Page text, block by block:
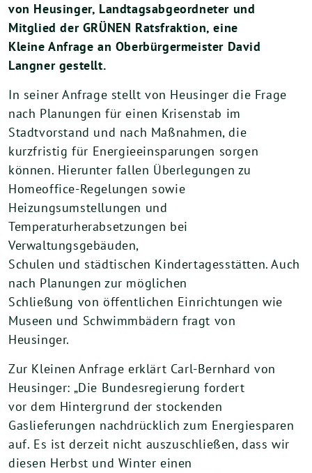
von Heusinger, Landtagsabgeordneter und
Mitglied der GRÜNEN Ratsfraktion, eine
Kleine Anfrage an Oberbürgermeister David
Langner gestellt.
In seiner Anfrage stellt von Heusinger die Frage
nach Planungen für einen Krisenstab im
Stadtvorstand und nach Maßnahmen, die
kurzfristig für Energieeinsparungen sorgen
können. Hierunter fallen Überlegungen zu
Homeoffice-Regelungen sowie
Heizungsumstellungen und
Temperaturherabsetzungen bei
Verwaltungsgebäuden,
Schulen und städtischen Kindertagesstätten. Auch
nach Planungen zur möglichen
Schließung von öffentlichen Einrichtungen wie
Museen und Schwimmbädern fragt von
Heusinger.
Zur Kleinen Anfrage erklärt Carl-Bernhard von
Heusinger: „Die Bundesregierung fordert
vor dem Hintergrund der stockenden
Gaslieferungen nachdrücklich zum Energiesparen
auf. Es ist derzeit nicht auszuschließen, dass wir
diesen Herbst und Winter einen